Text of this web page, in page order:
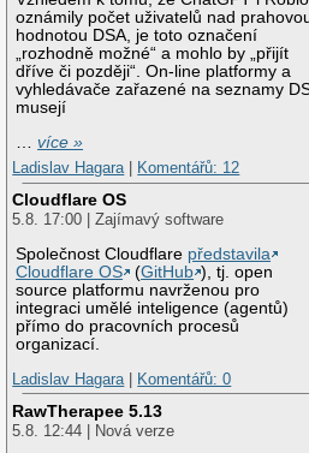
oznámily počet uživatelů nad
hodnotou DSA, je toto označení
„rozhodně možné“ a mohlo by „přijít
dříve či později“. On-line platformy a
vyhledávače zařazené na seznamy
musejí
…více »
Ladislav Hagara| Komentářů: 12
Cloudflare OS
5.8. 17:00 | Zajímavý software
Společnost Cloudflare představila
Cloudflare OS
(GitHub ), tj. open
source platformu navrženou pro
integraci umělé inteligence (agentů)
přímo do pracovních procesů
organizací.
Ladislav Hagara| Komentářů: 0
RawTherapee 5.13
5.8. 12:44 | Nová verze